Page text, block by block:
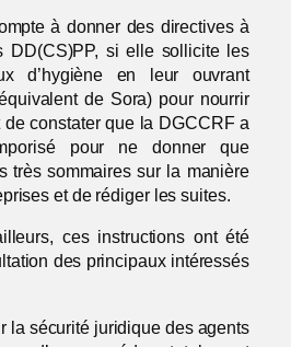
à donner des directives à
DD(CS)PP, si elle sollicite les
d’hygiène en leur ouvrant
de Sora) pour nourrir
de constater que la DGCCRF a
pour ne donner que
très sommaires sur la manière
et de rédiger les suites.
ces instructions ont été
des principaux intéressés
la sécurité juridique des agents